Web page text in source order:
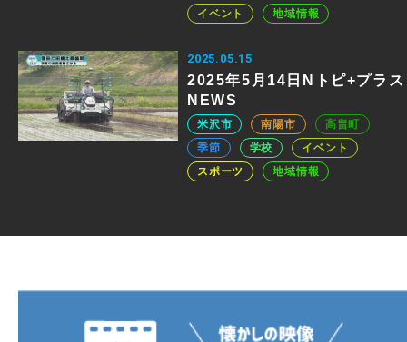
イベント 地域情報
2025.05.15
2025年5月14日Nトピ+プラス
NEWS
米沢市 南陽市
高畠町
季節
学校
イベント
スポーツ
地域情報